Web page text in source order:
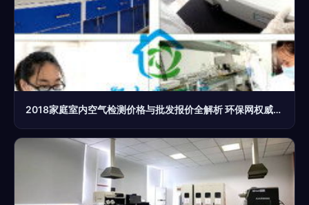
2018家庭室内空气检测价格与批发报价全解析 环保网权威指南